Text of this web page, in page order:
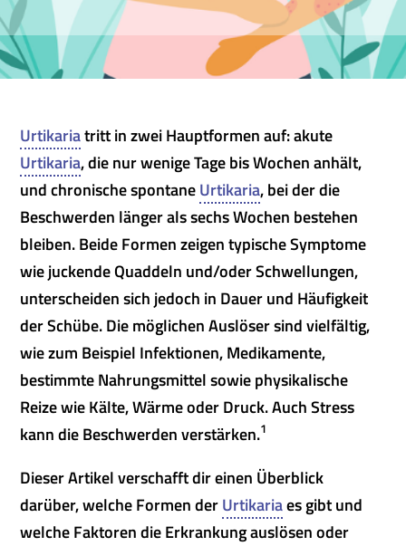
Urtikariatritt in zwei Hauptformen auf: akute
Urtikaria, die nur wenige Tage bis Wochen anhält,
und chronische spontaneUrtikaria, bei der die
Beschwerden länger als sechs Wochen bestehen
bleiben. Beide Formen zeigen typische Symptome
wie juckende Quaddeln und/oder Schwellungen,
unterscheiden sich jedoch in Dauer und Häufigkeit
der Schübe. Die möglichen Auslöser sind vielfältig,
wie zum Beispiel Infektionen, Medikamente,
bestimmte Nahrungsmittel sowie physikalische
Reize wie Kälte, Wärme oder Druck. Auch Stress
kann die Beschwerden verstärken.1
Dieser Artikel verschafft dir einen Überblick
darüber, welche Formen derUrtikariaes gibt und
welche Faktoren die Erkrankung auslösen oder